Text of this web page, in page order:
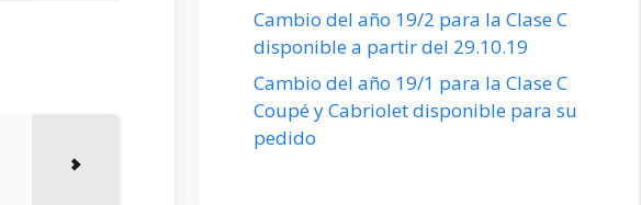
Cambio del año 19/2 para la Clase C
disponible a partir del 29.10.19
Cambio del año 19/1 para la Clase C
Coupé y Cabriolet disponible para su
pedido